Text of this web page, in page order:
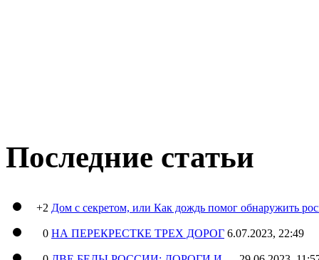
Последние статьи
+2 Дом с секретом, или Как дождь помог обнаружить
0 НА ПЕРЕКРЕСТКЕ ТРЕХ ДОРОГ 6.07.2023, 22:49